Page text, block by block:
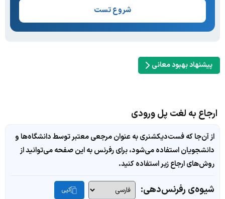
شروع تست
پیشنهاد بهبود معانی
ارجاع به لغت پل ورودی
از آن‌جا که فست‌دیکشنری به عنوان مرجعی معتبر توسط دانشگاه‌ها و
دانشجویان استفاده می‌شود، برای رفرنس به این صفحه می‌توانید از
روش‌های ارجاع زیر استفاده کنید.
شیوه‌ی رفرنس‌دهی: کپی